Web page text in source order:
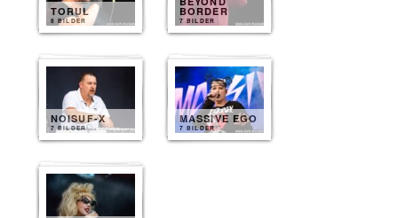
TORUL
8 BILDER
BORDER
7 BILDER
NOISUF-X
7 BILDER
MASSIVE EGO
7 BILDER